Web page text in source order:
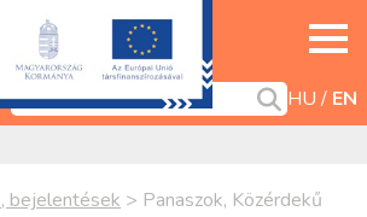
HU EN
bejelentések > Panaszok, Közérdekű